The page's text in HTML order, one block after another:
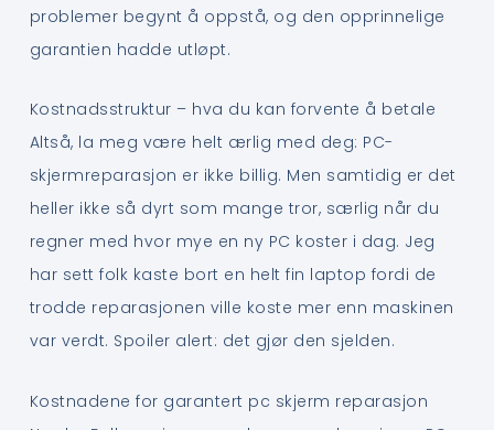
problemer begynt å oppstå, og den opprinnelige
garantien hadde utløpt.
Kostnadsstruktur – hva du kan forvente å betale
Altså, la meg være helt ærlig med deg: PC-
skjermreparasjon er ikke billig. Men samtidig er det
heller ikke så dyrt som mange tror, særlig når du
regner med hvor mye en ny PC koster i dag. Jeg
har sett folk kaste bort en helt fin laptop fordi de
trodde reparasjonen ville koste mer enn maskinen
var verdt. Spoiler alert: det gjør den sjelden.
Kostnadene for garantert pc skjerm reparasjon